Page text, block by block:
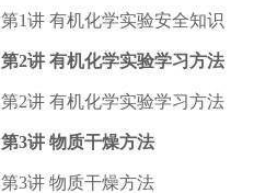
第1讲 有机化学实验安全知识
第2讲 有机化学实验学习方法
第2讲 有机化学实验学习方法
第3讲 物质干燥方法
第3讲 物质干燥方法